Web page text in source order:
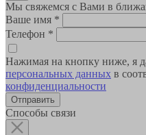
Мы свяжемся с Вами в
Ваше имя *
Телефон *
Нажимая на кнопку ниже, я
персональных данных в
конфиденциальности
Способы связи